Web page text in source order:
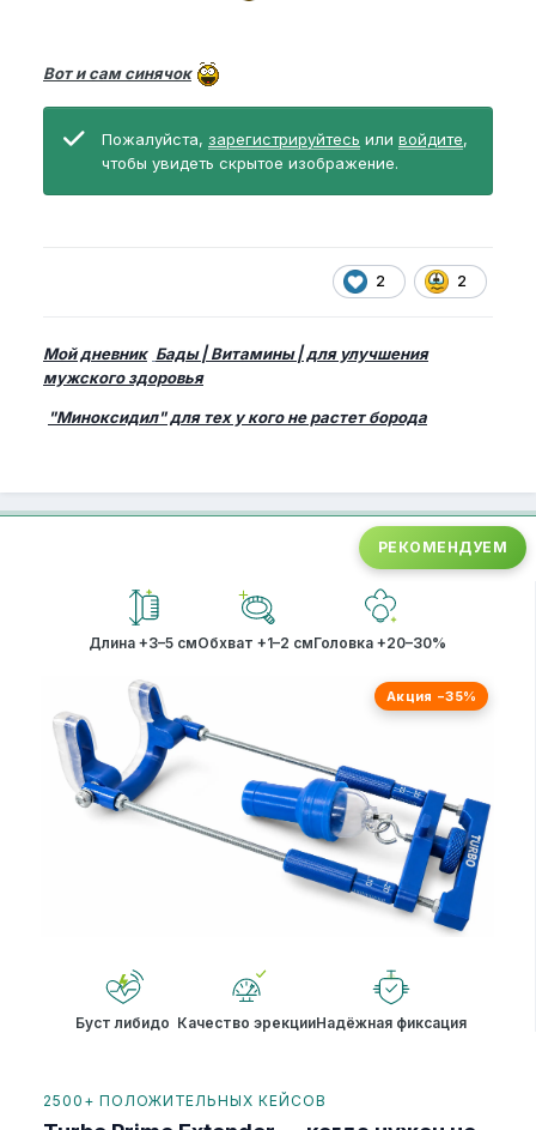
Вот и сам синячок
Пожалуйста, зарегистрируйтесь или войдите,
чтобы увидеть скрытое изображение.
2 2
Мой дневник Бады | Витамины | для улучшения
мужского здоровья
"Миноксидил" для тех у кого не растет борода
РЕКОМЕНДУЕМ
Длина +3–5 смОбхват +1–2 смГоловка +20–30%
Акция −35%
Буст либидо Качество эрекцииНадёжная фиксация
2500+ ПОЛОЖИТЕЛЬНЫХ КЕЙСОВ